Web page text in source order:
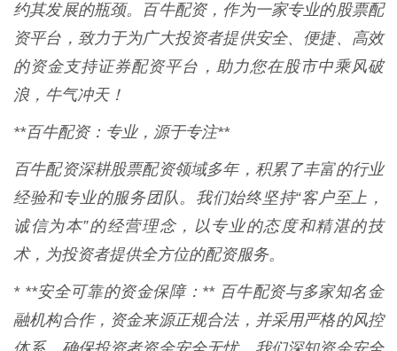
约其发展的瓶颈。百牛配资，作为一家专业的股票配
资平台，致力于为广大投资者提供安全、便捷、高效
的资金支持证券配资平台，助力您在股市中乘风破
浪，牛气冲天！
**百牛配资：专业，源于专注**
百牛配资深耕股票配资领域多年，积累了丰富的行业
经验和专业的服务团队。我们始终坚持“客户至上，
诚信为本”的经营理念，以专业的态度和精湛的技
术，为投资者提供全方位的配资服务。
* **安全可靠的资金保障：** 百牛配资与多家知名金
融机构合作，资金来源正规合法，并采用严格的风控